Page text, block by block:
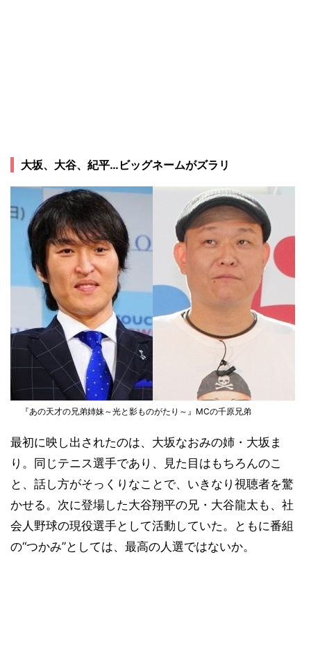
大坂、大谷、紀平…ビッグネームがズラリ
『あの天才の兄弟姉妹～光と影ものがたり～』MCの千原兄弟
最初に映し出されたのは、大坂なおみの姉・大坂ま
り。同じテニス選手であり、見た目はもちろんのこ
と、話し方がそっくりなことで、いきなり視聴者を驚
かせる。次に登場した大谷翔平の兄・大谷龍太も、社
会人野球の現役選手として活動していた。ともに番組
の“つかみ”としては、最高の人選ではないか。